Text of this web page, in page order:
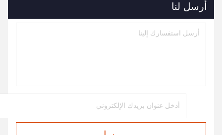
أرسل لنا